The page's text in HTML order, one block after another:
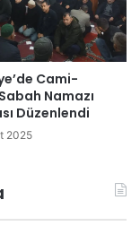
Cami-
Namazı
Düzenlendi
2025